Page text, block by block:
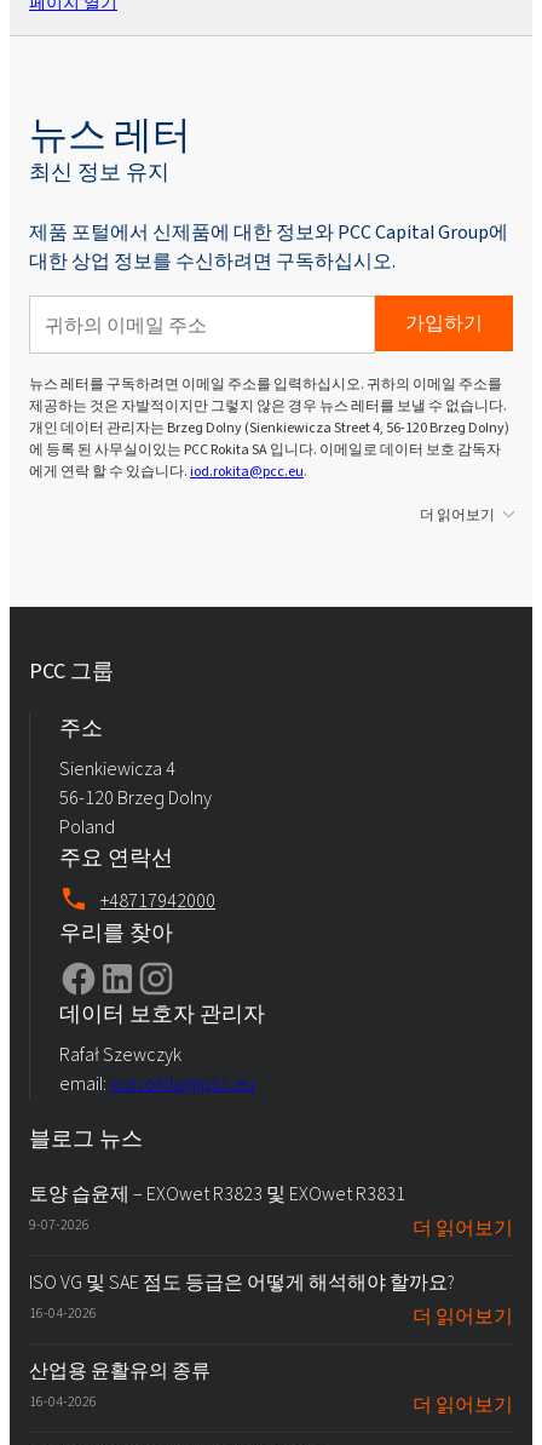
뉴스 레터
최신 정보 유지
제품 포털에서 신제품에 대한 정보와 PCC Capital Group에
대한 상업 정보를 수신하려면 구독하십시오.
가입하기
뉴스 레터를 구독하려면 이메일 주소를 입력하십시오. 귀하의 이메일 주소를
제공하는 것은 자발적이지만 그렇지 않은 경우 뉴스 레터를 보낼 수 없습니다.
개인 데이터 관리자는 Brzeg Dolny (Sienkiewicza Street 4, 56-120 Brzeg Dolny)
에 등록 된 사무실이있는 PCC Rokita SA 입니다. 이메일로 데이터 보호 감독자
에게 연락 할 수 있습니다.iod.rokita@pcc.eu.
더 읽어보기
PCC 그룹
주소
Sienkiewicza 4
56-120 Brzeg Dolny
Poland
주요 연락선
+48717942000
우리를 찾아
데이터 보호자 관리자
Rafał Szewczyk
email: iod.rokita@pcc.eu
블로그 뉴스
토양 습윤제 – EXOwet R3823 및 EXOwet R3831
9-07-2026 더 읽어보기
ISO VG 및 SAE 점도 등급은 어떻게 해석해야 할까요?
16-04-2026 더 읽어보기
산업용 윤활유의 종류
16-04-2026 더 읽어보기